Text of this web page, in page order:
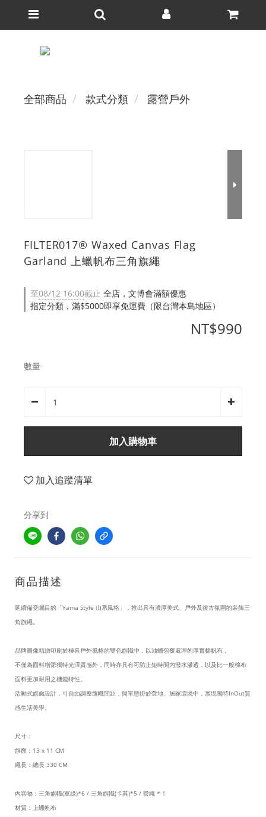
全部商品 款式分類 露營戶外
FILTER017® Waxed Canvas Flag
Garland 上蠟帆布三角旗繩
至08/12 16:00截止 全店，文博會滿額優惠
指定分類，滿$5000即享免運費（限台灣本島地區）
NT$990
數量
加入購物車
加入追蹤清單
分享到
商品描述
延續備受矚目的「Yama Style 山系風格」，推出具有濃厚美式、戶外及復古氛圍的裝飾三
角旗繩。
品牌圖像精緻印刷於極具戶外風格的雙色旗幟中，以油蠟包覆處理的厚實棉帆布，
不僅為面料增添獨特光澤質感外，同時亦具有可防止短時間內潑水滲透，以及比一般棉布
面料更加耐用之機能特性。
活動式旗面設計，可自由調整旗幟間距，簡單懸掛於營地、居家環境中，展現獨特InOut質
感生活美學。
尺寸：
旗面：13 x 11 CM
繩長：總長 330 CM
內容物：三角旗幟(軍綠)*6 / 三角旗幟(卡其)*5 / 營繩 * 1
材質：上蠟帆布